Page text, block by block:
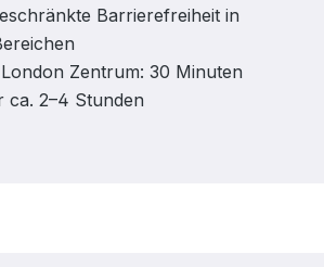
Barrierefreiheit in
Zentrum: 30 Minuten
ca. 2–4 Stunden